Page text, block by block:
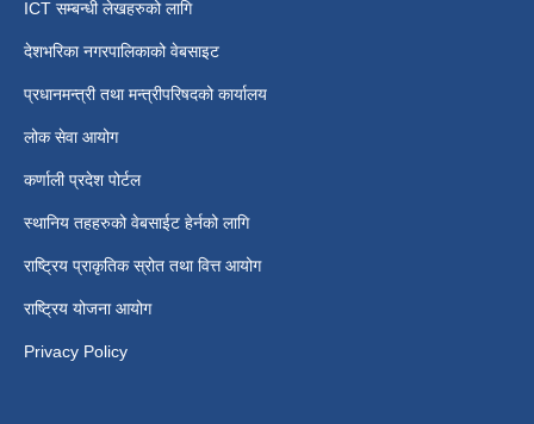
ICT सम्बन्धी लेखहरुको लागि
देशभरिका नगरपालिकाको वेबसाइट
प्रधानमन्त्री तथा मन्त्रीपरिषदको कार्यालय
लोक सेवा आयोग
कर्णाली प्रदेश पोर्टल
स्थानिय तहहरुको वेबसाईट हेर्नको लागि
राष्ट्रिय प्राकृतिक स्रोत तथा वित्त आयोग
राष्ट्रिय योजना आयोग
Privacy Policy